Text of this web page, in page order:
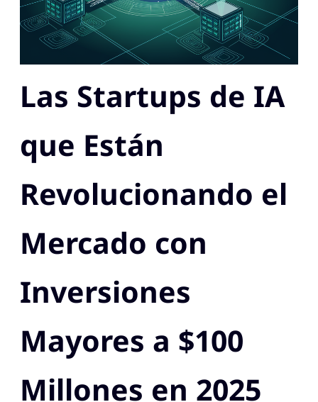
Las Startups de IA
que Están
Revolucionando el
Mercado con
Inversiones
Mayores a $100
Millones en 2025